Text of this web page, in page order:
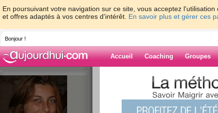
En poursuivant votre navigation sur ce site, vous acceptez
et offres adaptés à vos centres d'intérêt. En savoir plus et gérer ces
Bonjour !
Accueil Coaching Groupes
> > Le retour
Blog de koalito